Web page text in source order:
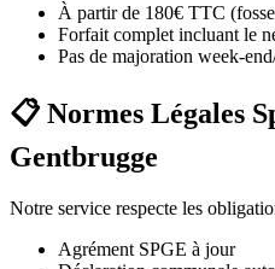
À partir de 180€ TTC
Forfait complet incluant le
Pas de majoration week-
📋 Normes Légales
Gentbrugge
Notre service respecte les
Agrément SPGE à jour